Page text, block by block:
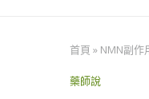
首頁 » NMN副作
藥師說